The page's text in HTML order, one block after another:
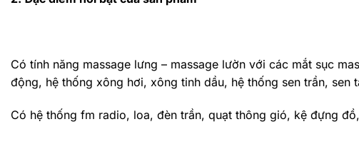
Có tính năng massage lưng – massage lườn với các mắt sục
động, hệ thống xông hơi, xông tinh dầu, hệ thống sen trần, sen
Có hệ thống fm radio, loa, đèn trần, quạt thông gió, kệ đựng